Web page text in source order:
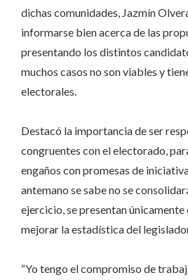
dichas comunidades, Jazmín
informarse bien acerca de las
presentando los distintos
muchos casos no son viables y
electorales.
Destacó la importancia de ser
congruentes con el electorado,
engaños con promesas de
antemano se sabe no se
ejercicio, se presentan
mejorar la estadística del
“Yo tengo el compromiso de